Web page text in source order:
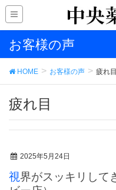
お客様の声
HOME お客様の声 疲れ目
疲れ目
2025年5月24日
視界がスッキリしてきた。 （中央薬品 ウィル